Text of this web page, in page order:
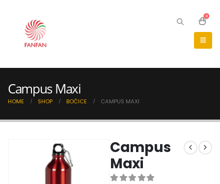
0
Campus Maxi
HOME SHOP BOČICE CAMPUS MAXI
Campus
Maxi